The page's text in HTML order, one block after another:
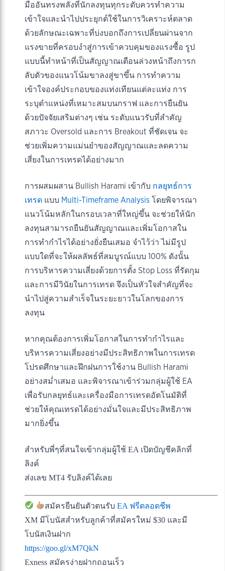
มืออันทรงพลังที่นักลงทุนทุกระดับควรทำความ
เข้าใจและนำไปประยุกต์ใช้ในการวิเคราะห์ตลาด
ด้วยลักษณะเฉพาะที่บ่งบอกถึงการเปลี่ยนผ่านจาก
แรงขายที่ครอบงำสู่การเข้าควบคุมของแรงซื้อ รูป
แบบนี้ทำหน้าที่เป็นสัญญาณเตือนล่วงหน้าถึงการก
ลับตัวของแนวโน้มขาลงสู่ขาขึ้น การทำความ
เข้าใจองค์ประกอบของแท่งเทียนแต่ละแท่ง การ
ระบุตำแหน่งที่เหมาะสมบนกราฟ และการยืนยัน
ด้วยปัจจัยเสริมต่างๆ เช่น ระดับแนวรับที่สำคัญ
สภาวะ Oversold และการ Breakout ที่ชัดเจน จะ
ช่วยเพิ่มความแม่นยำของสัญญาณและลดความ
เสี่ยงในการเทรดได้อย่างมาก
การผสมผสาน Bullish Harami เข้ากับ กลยุทธ์การ
เทรด แบบ Multi-Timeframe Analysis โดยพิจารณา
แนวโน้มหลักในกรอบเวลาที่ใหญ่ขึ้น จะช่วยให้นัก
ลงทุนสามารถยืนยันสัญญาณและเพิ่มโอกาสใน
การทำกำไรได้อย่างยั่งยืนเสมอ จำไว้ว่า ไม่มีรูป
แบบใดที่จะให้ผลลัพธ์ที่สมบูรณ์แบบ 100% ดังนั้น
การบริหารความเสี่ยงด้วยการตั้ง Stop Loss ที่รัดกุม
และการมีวินัยในการเทรด จึงเป็นหัวใจสำคัญที่จะ
นำไปสู่ความสำเร็จในระยะยาวในโลกของการ
ลงทุน
หากคุณต้องการเพิ่มโอกาสในการทำกำไรและ
บริหารความเสี่ยงอย่างมีประสิทธิภาพในการเทรด
โปรดศึกษาและฝึกฝนการใช้งาน Bullish Harami
อย่างสม่ำเสมอ และพิจารณาเข้าร่วมกลุ่มผู้ใช้ EA
เพื่อรับกลยุทธ์และเครื่องมือการเทรดอัตโนมัติที่
ช่วยให้คุณเทรดได้อย่างมั่นใจและมีประสิทธิภาพ
มากยิ่งขึ้น
สำหรับพี่ๆที่สนใจเข้ากลุ่มผู้ใช้ EA เปิดบัญชีคลิกที่
ลิงค์
ส่งเลข MT4 รับลิงค์ได้เลย
สมัครยืนยันตัวตนรับEA ฟรีตลอดชีพ
XM มีโบนัสสำหรับลูกค้าที่สมัครใหม่ $30 และมี
โบนัสเงินฝาก
https://goo.gl/xM7QkN
Exness สมัครง่ายฝากถอนเร็ว